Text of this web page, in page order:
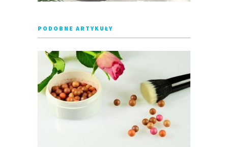
PODOBNE ARTYKUŁY